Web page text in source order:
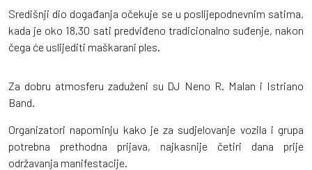
Središnji dio događanja očekuje se u poslijepodnevnim satima,
kada je oko 18.30 sati predviđeno tradicionalno suđenje, nakon
čega će uslijediti maškarani ples.
Za dobru atmosferu zaduženi su DJ Neno R. Malan i Istriano
Band.
Organizatori napominju kako je za sudjelovanje vozila i grupa
potrebna prethodna prijava, najkasnije četiri dana prije
održavanja manifestacije.